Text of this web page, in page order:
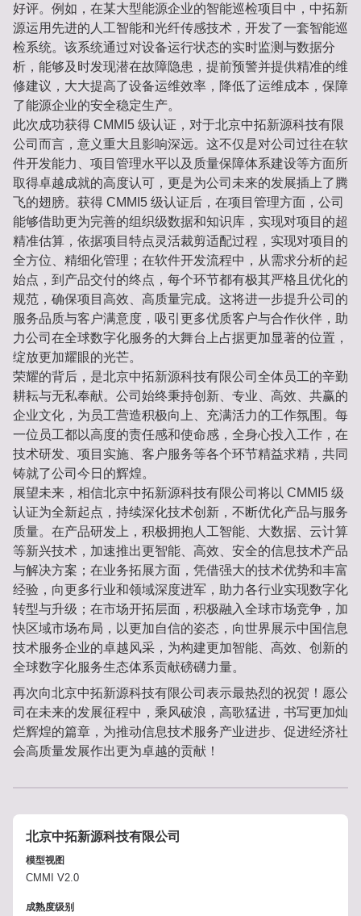
好评。例如，在某大型能源企业的智能巡检项目中，中拓新
源运用先进的人工智能和光纤传感技术，开发了一套智能巡
检系统。该系统通过对设备运行状态的实时监测与数据分
析，能够及时发现潜在故障隐患，提前预警并提供精准的维
修建议，大大提高了设备运维效率，降低了运维成本，保障
了能源企业的安全稳定生产。
此次成功获得 CMMI5 级认证，对于北京中拓新源科技有限
公司而言，意义重大且影响深远。这不仅是对公司过往在软
件开发能力、项目管理水平以及质量保障体系建设等方面所
取得卓越成就的高度认可，更是为公司未来的发展插上了腾
飞的翅膀。获得 CMMI5 级认证后，在项目管理方面，公司
能够借助更为完善的组织级数据和知识库，实现对项目的超
精准估算，依据项目特点灵活裁剪适配过程，实现对项目的
全方位、精细化管理；在软件开发流程中，从需求分析的起
始点，到产品交付的终点，每个环节都有极其严格且优化的
规范，确保项目高效、高质量完成。这将进一步提升公司的
服务品质与客户满意度，吸引更多优质客户与合作伙伴，助
力公司在全球数字化服务的大舞台上占据更加显著的位置，
绽放更加耀眼的光芒。
荣耀的背后，是北京中拓新源科技有限公司全体员工的辛勤
耕耘与无私奉献。公司始终秉持创新、专业、高效、共赢的
企业文化，为员工营造积极向上、充满活力的工作氛围。每
一位员工都以高度的责任感和使命感，全身心投入工作，在
技术研发、项目实施、客户服务等各个环节精益求精，共同
铸就了公司今日的辉煌。
展望未来，相信北京中拓新源科技有限公司将以 CMMI5 级
认证为全新起点，持续深化技术创新，不断优化产品与服务
质量。在产品研发上，积极拥抱人工智能、大数据、云计算
等新兴技术，加速推出更智能、高效、安全的信息技术产品
与解决方案；在业务拓展方面，凭借强大的技术优势和丰富
经验，向更多行业和领域深度进军，助力各行业实现数字化
转型与升级；在市场开拓层面，积极融入全球市场竞争，加
快区域市场布局，以更加自信的姿态，向世界展示中国信息
技术服务企业的卓越风采，为构建更加智能、高效、创新的
全球数字化服务生态体系贡献磅礴力量。
再次向北京中拓新源科技有限公司表示最热烈的祝贺！愿公
司在未来的发展征程中，乘风破浪，高歌猛进，书写更加灿
烂辉煌的篇章，为推动信息技术服务产业进步、促进经济社
会高质量发展作出更为卓越的贡献！
北京中拓新源科技有限公司
模型视图
CMMI V2.0
成熟度级别